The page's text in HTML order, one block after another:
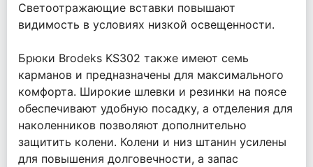
Светоотражающие вставки повышают
видимость в условиях низкой освещенности.
Брюки Brodeks KS302 также имеют семь
карманов и предназначены для максимального
комфорта. Широкие шлевки и резинки на поясе
обеспечивают удобную посадку, а отделения для
наколенников позволяют дополнительно
защитить колени. Колени и низ штанин усилены
для повышения долговечности, а запас